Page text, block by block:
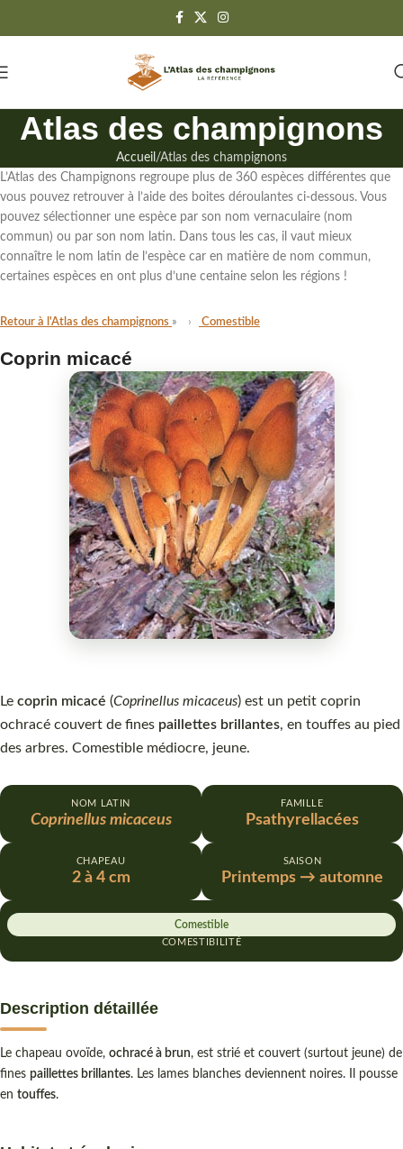
Atlas des champignons
Accueil Atlas des champignons
L’Atlas des Champignons regroupe plus de 360 espèces différentes que
vous pouvez retrouver à l’aide des boites déroulantes ci-dessous. Vous
pouvez sélectionner une espèce par son nom vernaculaire (nom
commun) ou par son nom latin. Dans tous les cas, il vaut mieux
connaître le nom latin de l’espèce car en matière de nom commun,
certaines espèces en ont plus d’une centaine selon les régions !
Retour à l'Atlas des champignons Comestible
Coprin micacé
Le coprin micacé (Coprinellus micaceus) est un petit coprin
ochracé couvert de fines paillettes brillantes, en touffes au pied
des arbres. Comestible médiocre, jeune.
NOM LATIN
Coprinellus micaceus
FAMILLE
Psathyrellacées
CHAPEAU
2 à 4 cm
SAISON
Printemps → automne
COMESTIBILITÉ
Comestible
Description détaillée
Le chapeau ovoïde, ochracé à brun, est strié et couvert (surtout jeune) de
fines paillettes brillantes. Les lames blanches deviennent noires. Il pousse
en touffes.